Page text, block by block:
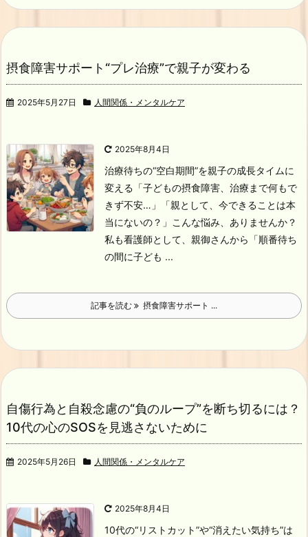
摂食障害サポート“プレ治療”で親子が変わる
2025年5月27日 人間関係・メンタルケア
2025年8月4日
治療待ちの“空白期間”を親子の成長タイムに
変える 「子どもの摂食障害、治療まで何もで
きず不安…」
「親として、今できることは本
当にないの？」 こんな悩み、ありませんか？
私も看護師として、親御さんから「順番待ち
の間に子ども ...
記事を読む 摂食障害サポート ...
自傷行為と自殺念慮の“負のループ”を断ち切るには？
10代の心のSOSを見逃さないために
2025年5月26日 人間関係・メンタルケア
2025年8月4日
10代の“リストカット”や“消えたい気持ち”は